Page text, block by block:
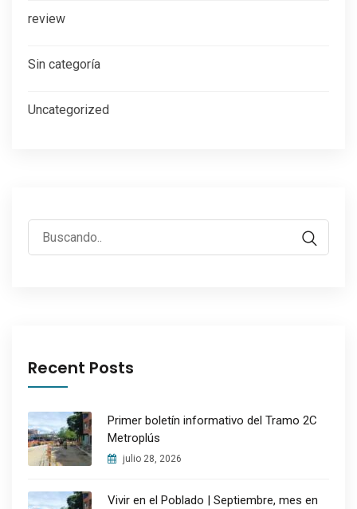
review
Sin categoría
Uncategorized
Buscar:
Recent Posts
Primer boletín informativo del Tramo 2C
Metroplús
julio 28, 2026
Vivir en el Poblado | Septiembre, mes en